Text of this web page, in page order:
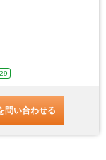
問い合わせる